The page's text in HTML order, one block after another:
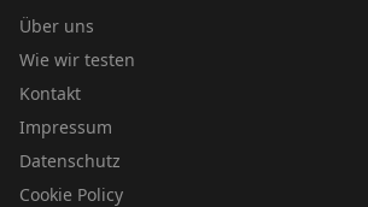
Über uns
Wie wir testen
Kontakt
Impressum
Datenschutz
Cookie Policy